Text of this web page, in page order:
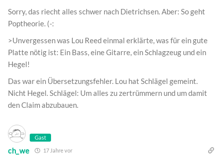
Sorry, das riecht alles schwer nach Dietrichsen. Aber: So geht
Poptheorie. (-:
>Unvergessen was Lou Reed einmal erklärte, was für ein gute
Platte nötig ist: Ein Bass, eine Gitarre, ein Schlagzeug und ein
Hegel!
Das war ein Übersetzungsfehler. Lou hat Schlägel gemeint.
Nicht Hegel. Schlägel: Um alles zu zertrümmern und um damit
den Claim abzubauen.
Gast
ch_we 17 Jahre vor